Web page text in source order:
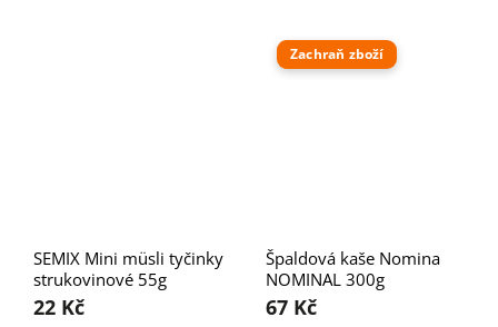
SEMIX Mini müsli tyčinky
strukovinové 55g
22 Kč
Zachraň zboží
Špaldová kaše Nomina
NOMINAL 300g
67 Kč